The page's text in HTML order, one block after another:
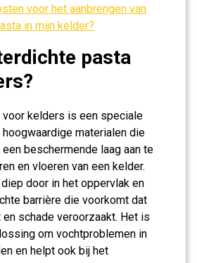
voor het aanbrengen van
in mijn kelder?
pasta
kelders is een speciale
materialen die
beschermende laag aan te
en vloeren van een kelder.
door in het oppervlak en
barrière die voorkomt dat
schade veroorzaakt. Het is
om vochtproblemen in
en helpt ook bij het